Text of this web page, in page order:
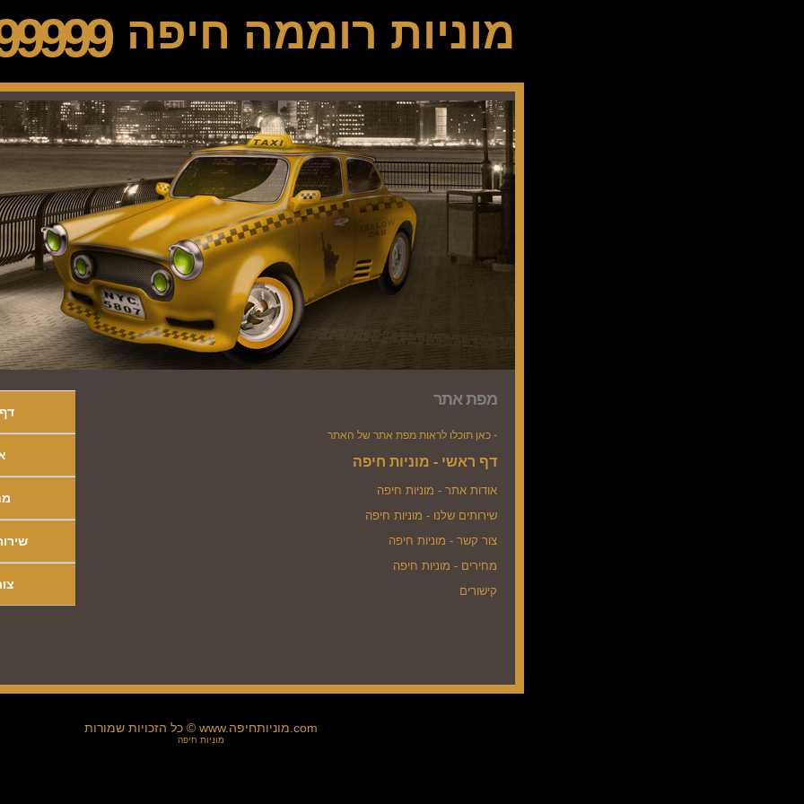
מוניות רוממה חיפה
מפת אתר
כאן תוכלו לראות מפת אתר של האתר -
דף ראשי - מוניות חיפה
אודות אתר - מוניות חיפה
שירותים שלנו - מוניות חיפה
צור קשר - מוניות חיפה
מחירים - מוניות חיפה
קישורים
כל הזכויות שמורות © www.מוניותחיפה.com
מוניות חיפה